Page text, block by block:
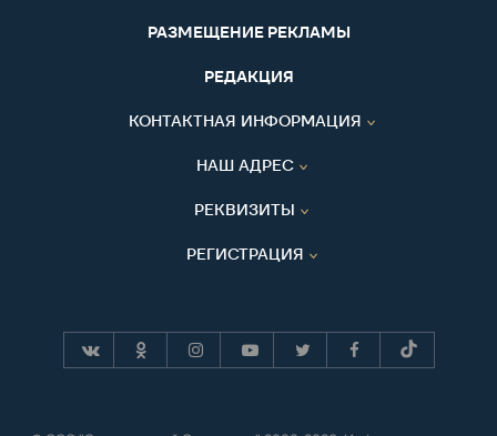
РАЗМЕЩЕНИЕ РЕКЛАМЫ
РЕДАКЦИЯ
КОНТАКТНАЯ ИНФОРМАЦИЯ
НАШ АДРЕС
РЕКВИЗИТЫ
РЕГИСТРАЦИЯ